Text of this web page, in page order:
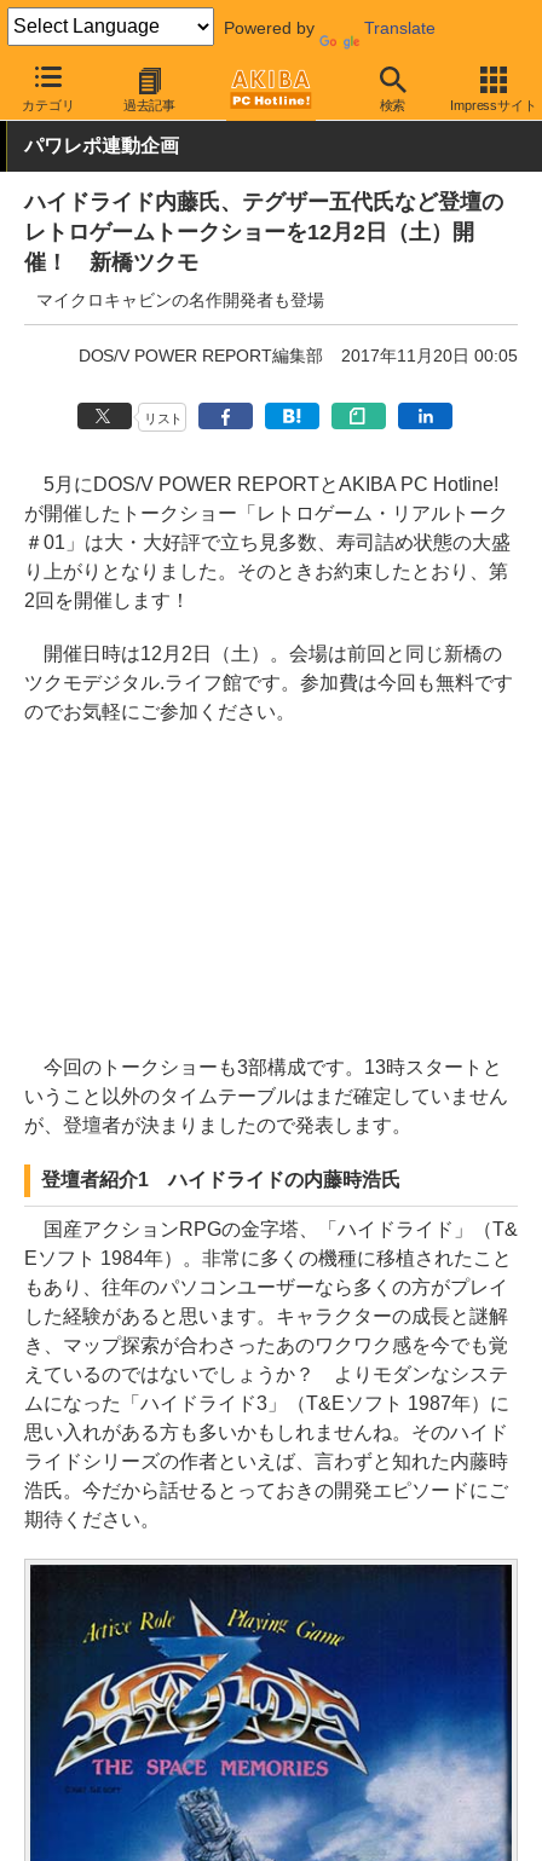
Powered by Translate
カテゴリ 過去記事 検索 Impressサイト
AKIBA PC Hotline! イベント イベント告知
パワレポ連動企画
ハイドライド内藤氏、テグザー五代氏など登壇の
レトロゲームトークショーを12月2日（土）開
催！ 新橋ツクモ
マイクロキャビンの名作開発者も登場
DOS/V POWER REPORT編集部 2017年11月20日 00:05
リスト
5月にDOS/V POWER REPORTとAKIBA PC Hotline!
が開催したトークショー「レトロゲーム・リアルトーク
＃01」は大・大好評で立ち見多数、寿司詰め状態の大盛
り上がりとなりました。そのときお約束したとおり、第
2回を開催します！
開催日時は12月2日（土）。会場は前回と同じ新橋の
ツクモデジタル.ライフ館です。参加費は今回も無料です
のでお気軽にご参加ください。
今回のトークショーも3部構成です。13時スタートと
いうこと以外のタイムテーブルはまだ確定していません
が、登壇者が決まりましたので発表します。
登壇者紹介1 ハイドライドの内藤時浩氏
国産アクションRPGの金字塔、「ハイドライド」（T&
Eソフト 1984年）。非常に多くの機種に移植されたこと
もあり、往年のパソコンユーザーなら多くの方がプレイ
した経験があると思います。キャラクターの成長と謎解
き、マップ探索が合わさったあのワクワク感を今でも覚
えているのではないでしょうか？ よりモダンなシステ
ムになった「ハイドライド3」（T&Eソフト 1987年）に
思い入れがある方も多いかもしれませんね。そのハイド
ライドシリーズの作者といえば、言わずと知れた内藤時
浩氏。今だから話せるとっておきの開発エピソードにご
期待ください。